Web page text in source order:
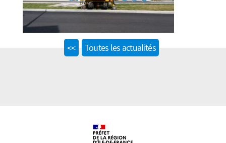
<<Previous
Toutes les actualités